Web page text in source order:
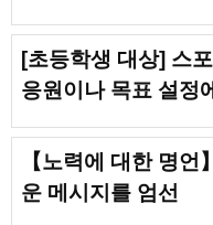
[초등학생 대상] 스
응원이나 목표 설정
【노력에 대한 명언
운 메시지를 엄선